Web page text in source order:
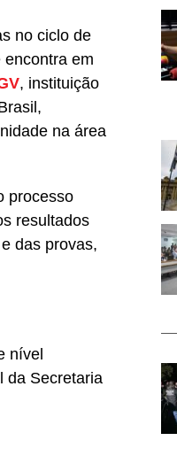
no ciclo de
em
, instituição
na área
processo
resultados
das provas,
nível
da Secretaria